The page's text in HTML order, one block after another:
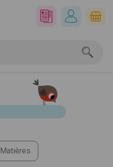
Matières